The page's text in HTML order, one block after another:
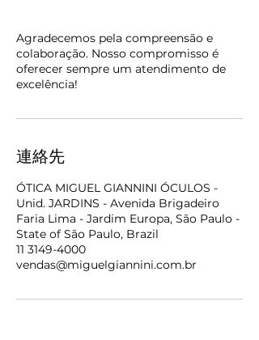
Agradecemos pela compreensão e
colaboração. Nosso compromisso é
oferecer sempre um atendimento de
excelência!
連絡先
ÓTICA MIGUEL GIANNINI ÓCULOS -
Unid. JARDINS - Avenida Brigadeiro
Faria Lima - Jardim Europa, São Paulo -
State of São Paulo, Brazil
11 3149-4000
vendas@miguelgiannini.com.br